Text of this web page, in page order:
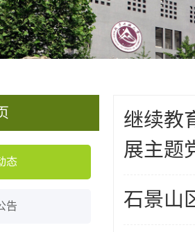
态
告
继续教
展主题
石景山